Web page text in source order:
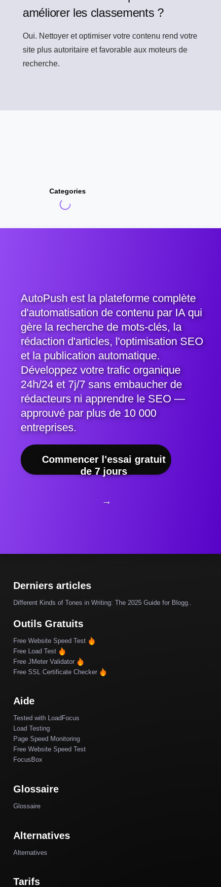
améliorer les classements ?
Oui. Nettoyer et optimiser votre contenu rend votre
site plus autoritaire et favorable aux moteurs de
recherche.
Categories
AutoPush est la plateforme complète
d'automatisation de contenu par IA qui
gère la recherche de mots-clés, la
rédaction d'articles, l'optimisation SEO
et la publication automatique.
Développez votre trafic organique
24h/24 et 7j/7 sans embaucher de
rédacteurs ni apprendre le SEO —
approuvé par plus de 10 000
entreprises.
Commencer l'essai gratuit
de 7 jours
→
Derniers articles
Different Kinds of Tones in Writing: The 2025 Guide for Blogg..
Outils Gratuits
Free Website Speed Test
Free Load Test
Free JMeter Validator
Free SSL Certificate Checker
Aide
Tested with LoadFocus
Load Testing
Page Speed Monitoring
Free Website Speed Test
FocusBox
Glossaire
Glossaire
Alternatives
Alternatives
Tarifs